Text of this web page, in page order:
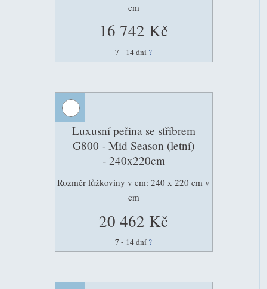
cm
16 742 Kč
7 - 14 dní ?
Luxusní peřina se stříbrem
G800 - Mid Season (letní)
- 240x220cm
Rozměr lůžkoviny v cm: 240 x 220 cm v
cm
20 462 Kč
7 - 14 dní ?